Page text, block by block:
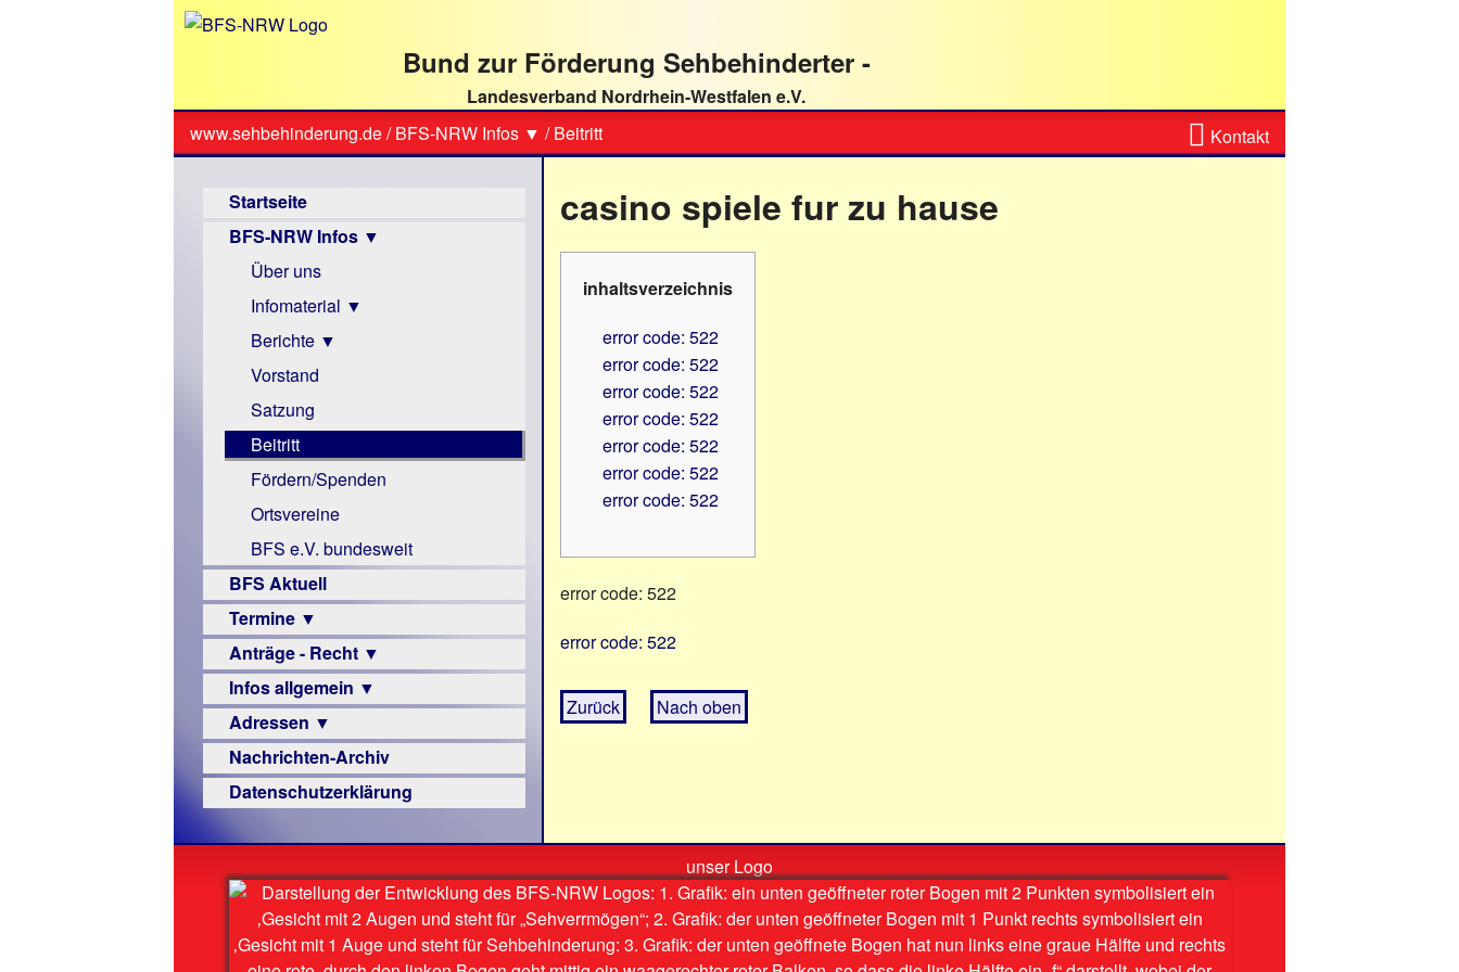
direkt
Bund zur Förderung Sehbehinderter -
Landesverband Nordrhein-Westfalen e.V.
Sie
www.sehbehinderung.de/BFS-NRW Infos ▼ /Beitritt
Kontaktformular
Kontakt
Startseite
BFS-NRW Infos ▼
Über uns
Infomaterial ▼
Visus
Zeitschrift
Monokular
Mac
Instagram-
Links
Berichte ▼
Archiv
Berichte
Vorstand
Satzung
Beitritt
Fördern/Spenden
Ortsvereine
BFS e.V. bundesweit
BFS Aktuell
Termine ▼
Veranstaltungsprogramme
Anträge - Recht ▼
Archiv
Urteile
Infos allgemein ▼
Sehbehinderung
Frühförderung
Schule
–
Beruf
Senioren
Hilfsmittel
Adressen ▼
Augenoptiker
Berufsbildungswerke
Hörbüchereien
Reha-
Lehrer
Nachrichten-Archiv
Datenschutzerklärung
casino spiele fur zu hause
inhaltsverzeichnis
error code: 522
error code: 522
error code: 522
error code: 522
error code: 522
error code: 522
error code: 522
error code: 522
error code: 522
Zurück Nach oben
unser Logo